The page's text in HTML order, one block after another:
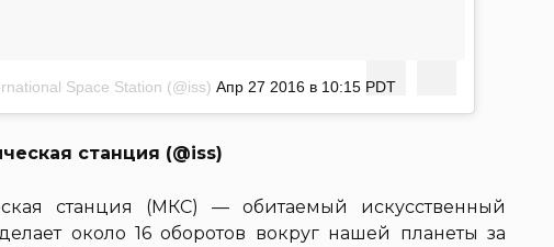
Space Station (@iss) Апр 27 2016 в 10:15 PDT
станция (@iss)
станция (МКС) — обитаемый искусственный
около 16 оборотов вокруг нашей планеты за